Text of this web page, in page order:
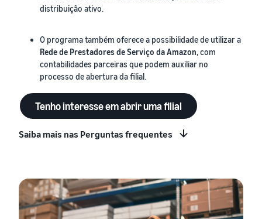
distribuição ativo.
O programa também oferece a possibilidade de utilizar a
Rede de Prestadores de Serviço da Amazon, com
contabilidades parceiras que podem auxiliar no
processo de abertura da filial.
Tenho interesse em abrir uma filial
Saiba mais nas Perguntas frequentes